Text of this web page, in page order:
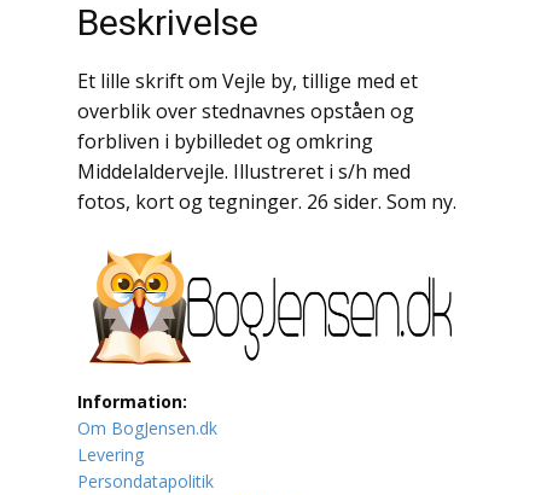
Krige / Slag
Kunst
Landbrug / Skovbrug
Litteraturhistorie
Lokalhistorie / Topografi
Lufttrafik / Fly
Lystfiskeri
Mad
Beskrivelse
Et lille skrift om Vejle by, tillige med et
overblik over stednavnes opståen og
forbliven i bybilledet og omkring
Middelaldervejle. Illustreret i s/h med
fotos, kort og tegninger. 26 sider. Som ny.
Information:
Om BogJensen.dk
Levering
Persondatapolitik